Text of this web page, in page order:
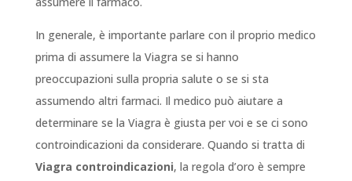
In generale, è importante parlare con il proprio medico
prima di assumere la Viagra se si hanno
preoccupazioni sulla propria salute o se si sta
assumendo altri farmaci. Il medico può aiutare a
determinare se la Viagra è giusta per voi e se ci sono
controindicazioni da considerare. Quando si tratta di
Viagra controindicazioni, la regola d’oro è sempre